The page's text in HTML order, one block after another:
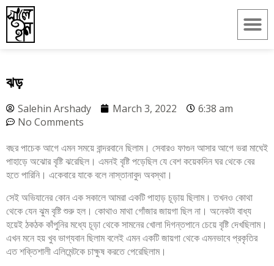
ঝড়
Salehin Arshady March 3, 2022
6:38 am
No Comments
বছর পাচেক আগে এমন সময়ে বান্দরবানে ছিলাম। সেবারও ফাগুন আসার আগে ভরা মাঘেই
পাহাড়ে অঝোর বৃষ্টি ঝরেছিল। এমনই বৃষ্টি পড়েছিল যে বেশ কয়েকদিন ঘর থেকে বের
হতে পারিনি। একেবারে যাকে বলে নাস্তানাবুদ অবস্থা।
সেই অভিযানের কোন এক সকালে আমরা একটি পাহাড় চূড়ায় ছিলাম। তখনও কোথা
থেকে যেন ঝুম বৃষ্টি শুরু হল। কোথাও মাথা গোঁজার জায়গা ছিল না। অনেকটা বাধ্য
হয়েই ঠকঠক কাঁপুনির মধ্যে চূড়া থেকে সামনের খোলা দিগন্তপানে চেয়ে বৃষ্টি দেখছিলাম।
এখন মনে হয় খুব ভাগ্যবান ছিলাম বলেই এমন একটি জায়গা থেকে এমনভাবে প্রকৃতির
এত শক্তিশালী এলিমেন্টকে চাক্ষুষ করতে পেরেছিলাম।